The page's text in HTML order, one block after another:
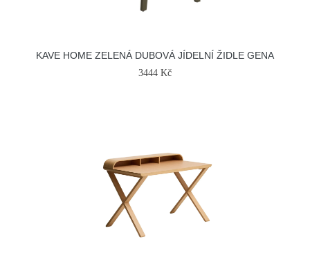
KAVE HOME ZELENÁ DUBOVÁ JÍDELNÍ ŽIDLE GENA
3444 Kč